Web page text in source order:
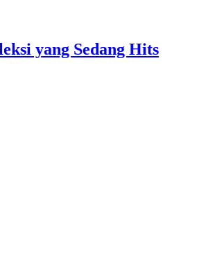
yang Sedang Hits